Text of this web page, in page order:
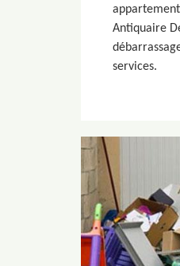
appartement
Antiquaire
services.